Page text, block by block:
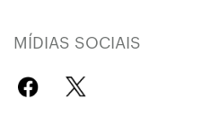
MÍDIAS SOCIAIS